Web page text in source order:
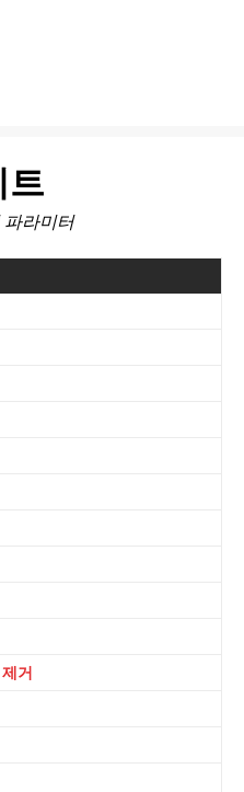
파라미터
거